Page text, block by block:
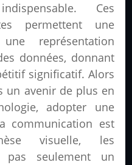
Ces
permettent une
représentation
données, donnant
significatif. Alors
un avenir de plus en
adopter une
communication est
visuelle, les
pas seulement un